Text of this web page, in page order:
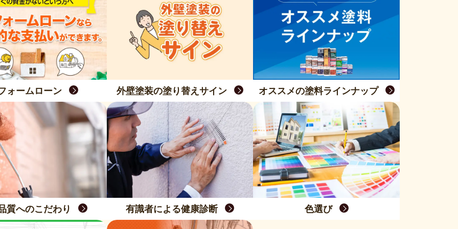
ォームローン 外壁塗装の塗り替えサイン オススメの塗料ラインナップ
質へのこだわり 有識者による健康診断 色選び